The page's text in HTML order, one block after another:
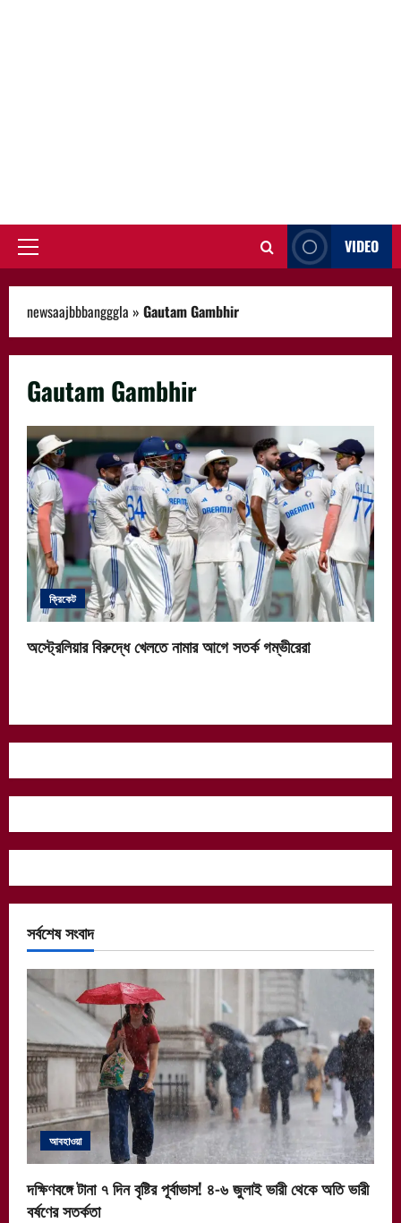
Primary
VIDEO
newsaajbbbangggla » Gautam Gambhir
Gautam Gambhir
ক্রিকেট
অস্ট্রেলিয়ার বিরুদ্ধে খেলতে নামার আগে সতর্ক গম্ভীরেরা
সর্বশেষ সংবাদ
আবহাওয়া
দক্ষিণবঙ্গে টানা ৭ দিন বৃষ্টির পূর্বাভাস! ৪-৬ জুলাই ভারী থেকে অতি ভারী
বর্ষণের সতর্কতা